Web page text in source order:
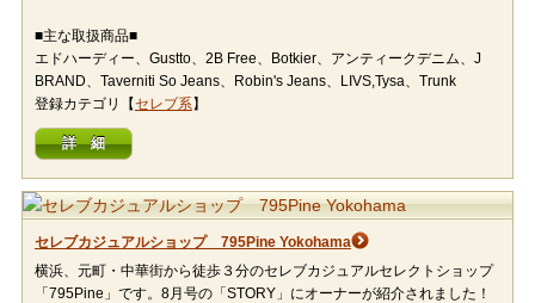
■主な取扱商品■
エドハーディー、Gustto、2B Free、Botkier、アンティークデニム、J
BRAND、Taverniti So Jeans、Robin's Jeans、LIVS,Tysa、Trunk
登録カテゴリ【セレブ系】
詳 細
セレブカジュアルショップ 795Pine Yokohama
横浜、元町・中華街から徒歩３分のセレブカジュアルセレクトショップ
「795Pine」です。8月号の「STORY」にオーナーが紹介されました！